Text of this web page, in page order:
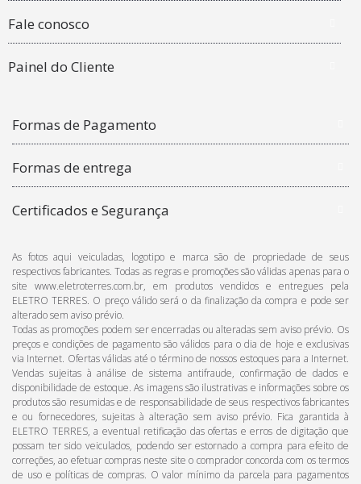
Fale conosco
Painel do Cliente
Formas de Pagamento
Formas de entrega
Certificados e Segurança
As fotos aqui veiculadas, logotipo e marca são de propriedade de seus
respectivos fabricantes. Todas as regras e promoções são válidas apenas para o
site www.eletroterres.com.br, em produtos vendidos e entregues pela
ELETRO TERRES. O preço válido será o da finalização da compra e pode ser
alterado sem aviso prévio.
Todas as promoções podem ser encerradas ou alteradas sem aviso prévio. Os
preços e condições de pagamento são válidos para o dia de hoje e exclusivas
via Internet. Ofertas válidas até o término de nossos estoques para a Internet.
Vendas sujeitas à análise de sistema antifraude, confirmação de dados e
disponibilidade de estoque. As imagens são ilustrativas e informações sobre os
produtos são resumidas e de responsabilidade de seus respectivos fabricantes
e ou fornecedores, sujeitas à alteração sem aviso prévio. Fica garantida à
ELETRO TERRES, a eventual retificação das ofertas e erros de digitação que
possam ter sido veiculados, podendo ser estornado a compra para efeito de
correções, ao efetuar compras neste site o comprador concorda com os termos
de uso e políticas de compras. O valor mínimo da parcela para pagamentos